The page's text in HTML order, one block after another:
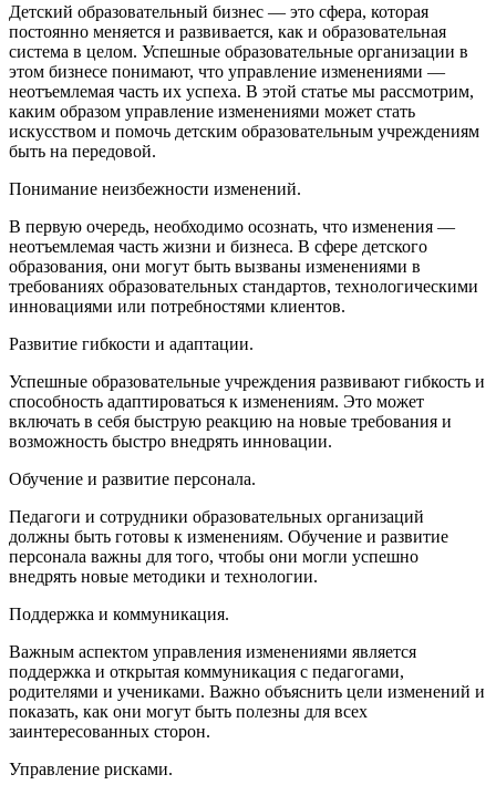
Детский образовательный бизнес — это сфера, которая
постоянно меняется и развивается, как и образовательная
система в целом. Успешные образовательные организации в
этом бизнесе понимают, что управление изменениями —
неотъемлемая часть их успеха. В этой статье мы рассмотрим,
каким образом управление изменениями может стать
искусством и помочь детским образовательным учреждениям
быть на передовой.
Понимание неизбежности изменений.
В первую очередь, необходимо осознать, что изменения —
неотъемлемая часть жизни и бизнеса. В сфере детского
образования, они могут быть вызваны изменениями в
требованиях образовательных стандартов, технологическими
инновациями или потребностями клиентов.
Развитие гибкости и адаптации.
Успешные образовательные учреждения развивают гибкость и
способность адаптироваться к изменениям. Это может
включать в себя быструю реакцию на новые требования и
возможность быстро внедрять инновации.
Обучение и развитие персонала.
Педагоги и сотрудники образовательных организаций
должны быть готовы к изменениям. Обучение и развитие
персонала важны для того, чтобы они могли успешно
внедрять новые методики и технологии.
Поддержка и коммуникация.
Важным аспектом управления изменениями является
поддержка и открытая коммуникация с педагогами,
родителями и учениками. Важно объяснить цели изменений и
показать, как они могут быть полезны для всех
заинтересованных сторон.
Управление рисками.